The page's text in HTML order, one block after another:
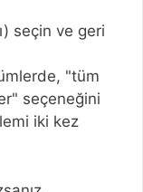
seçin ve geri
"tüm
seçeneğini
iki kez